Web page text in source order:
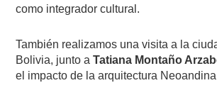
como integrador cultural.
También realizamos una visita a la
Bolivia, junto aTatiana Montaño
el impacto de la arquitectura